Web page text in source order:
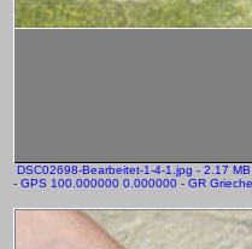
DSC02698-Bearbeitet-1-4-1.jpg - 2.17
- GPS 100.000000 0.000000 - GR